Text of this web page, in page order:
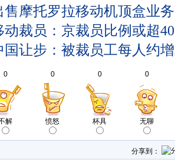
售摩托罗拉移动机顶盒业务
动裁员：京裁员比例或超
国让步：被裁员工每人约
0
解
0
愤怒
0
杯具
0
无聊
分享到：